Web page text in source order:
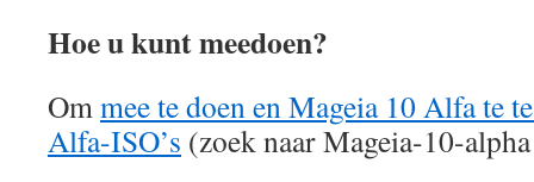
Hoe u kunt meedoen?
Ommee te doen en Mageia 10 Alfa te
Alfa-ISO’s (zoek naar Mageia-10-